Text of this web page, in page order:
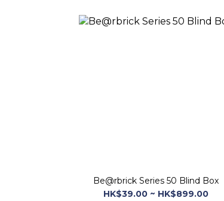
Be@rbrick Series 50 Blind Box
HK$39.00 ~ HK$899.00